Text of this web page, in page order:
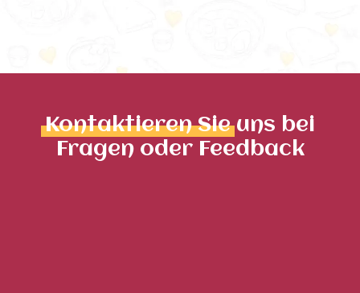
Kontaktieren Sieuns bei
Fragen oder Feedback